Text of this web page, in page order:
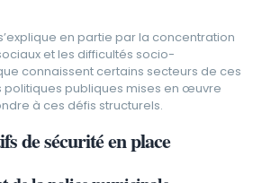
en partie par la concentration
et les difficultés socio-
connaissent certains secteurs de ces
politiques publiques mises en œuvre
à ces défis structurels.
de sécurité en place